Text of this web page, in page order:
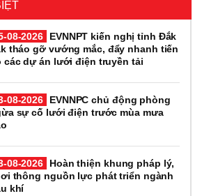
08-2026
EVNNPT kiến nghị tỉnh Đắk
tháo gỡ vướng mắc, đẩy nhanh tiến
các dự án lưới điện truyền tải
08-2026
EVNNPC chủ động phòng
sự cố lưới điện trước mùa mưa
08-2026
Hoàn thiện khung pháp lý,
thông nguồn lực phát triển ngành
khí